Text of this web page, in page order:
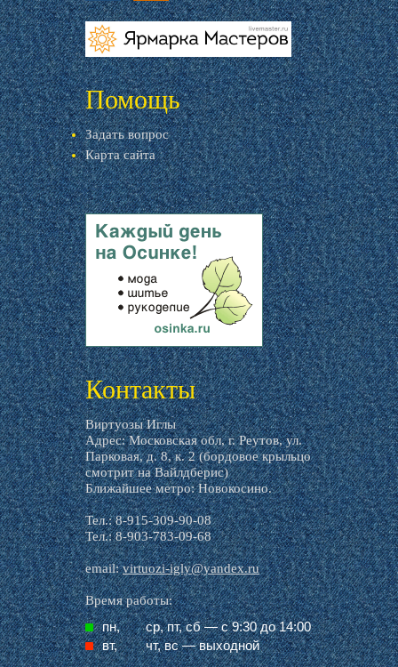
vk.com ok.ru
livemaster.ru
Помощь
Задать вопрос
Карта сайта
livemaster.ru
Контакты
Виртуозы Иглы
Адрес: Московская обл, г. Реутов, ул.
Парковая, д. 8, к. 2 (бордовое крыльцо
смотрит на Вайлдберис)
Ближайшее метро: Новокосино.
Тел.: 8-915-309-90-08
Тел.: 8-903-783-09-68
email:virtuozi-igly@yandex.ru
Время работы:
пн,
ср, пт, cб — с 9:30 до 14:00
вт,
чт, вс — выходной